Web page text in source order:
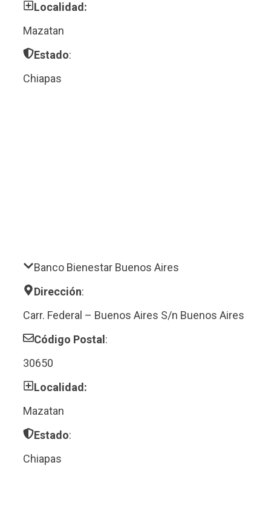
Localidad:
Mazatan
Estado:
Chiapas
Banco Bienestar Buenos Aires
Dirección:
Carr. Federal – Buenos Aires S/n Buenos Aires
Código Postal :
30650
Localidad:
Mazatan
Estado:
Chiapas